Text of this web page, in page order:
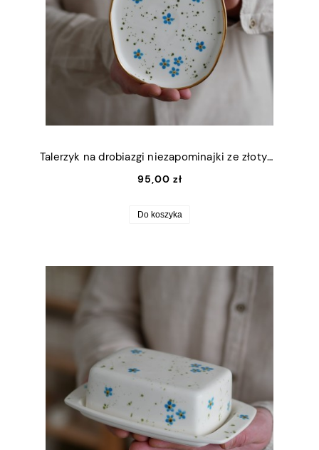
Talerzyk na drobiazgi niezapominajki ze złotym rantem 13x16,5cm (M)
95,00 zł
Do koszyka